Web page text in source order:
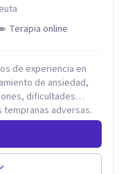
Terapia online
de experiencia en
de ansiedad,
dificultades
adversas.
confidencial y
emocional puede
emocional y